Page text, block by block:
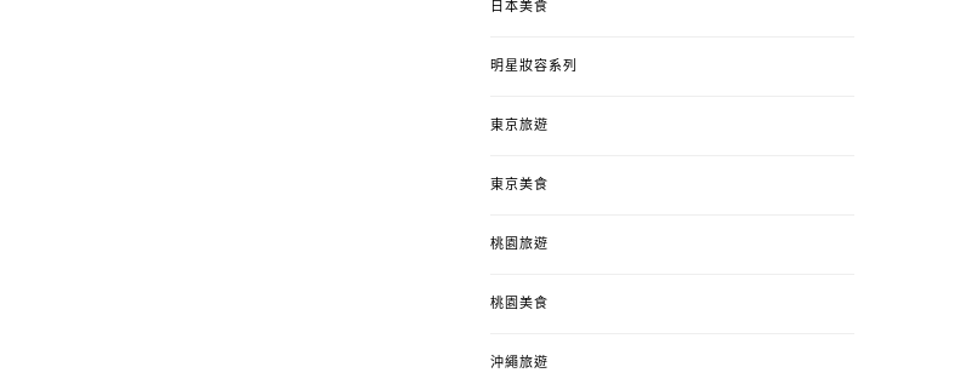
日本美食
明星妝容系列
東京旅遊
東京美食
桃園旅遊
桃園美食
沖繩旅遊